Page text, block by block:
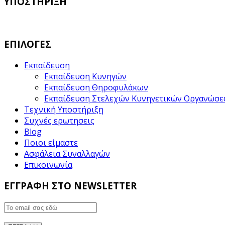
ΕΠΙΛΟΓΕΣ
Εκπαίδευση
Εκπαίδευση Κυνηγών
Εκπαίδευση Θηροφυλάκων
Εκπαίδευση Στελεχών Κυνηγετικών
Τεχνική Υποστήριξη
Συχνές ερωτησεις
Blog
Ποιοι είμαστε
Ασφάλεια Συναλλαγών
Επικοινωνία
ΕΓΓΡΑΦΗ ΣΤΟ NEWSLETTER